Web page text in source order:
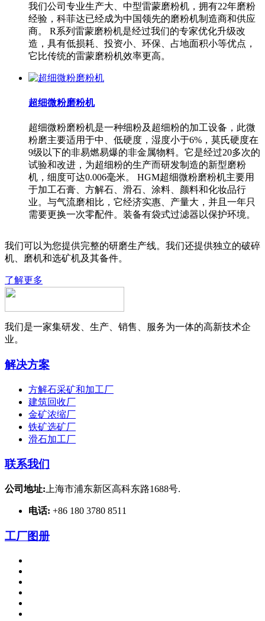
我们公司专业生产大、中型雷蒙磨粉机，拥有22年磨粉
经验，科菲达已经成为中国领先的磨粉机制造商和供应
商。 R系列雷蒙磨粉机是经过我们的专家优化升级改
造，具有低损耗、投资小、环保、占地面积小等优点，
它比传统的雷蒙磨粉机效率更高。
超细微粉磨粉机
超细微粉磨粉机是一种细粉及超细粉的加工设备，此微
粉磨主要适用于中、低硬度，湿度小于6%，莫氏硬度在
9级以下的非易燃易爆的非金属物料。它是经过20多次的
试验和改进，为超细粉的生产而研发制造的新型磨粉
机，细度可达0.006毫米。 HGM超细微粉磨粉机主要用
于加工石膏、方解石、滑石、涂料、颜料和化妆品行
业。与气流磨相比，它经济实惠、产量大，并且一年只
需要更换一次零配件。装备有袋式过滤器以保护环境。
我们可以为您提供完整的研磨生产线。我们还提供独立的破碎
机、磨机和选矿机及其备件。
了解更多
我们是一家集研发、生产、销售、服务为一体的高新技术企
业。
解决方案
方解石采矿和加工厂
建筑回收厂
金矿浓缩厂
铁矿选矿厂
滑石加工厂
联系我们
公司地址: 上海市浦东新区高科东路1688号.
电话: +86 180 3780 8511
工厂图册